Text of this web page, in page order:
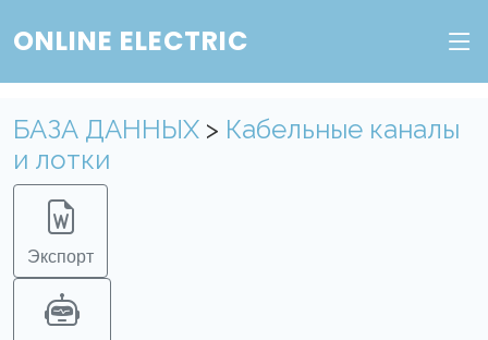
ONLINE ELECTRIC
БАЗА ДАННЫХ > Кабельные каналы
и лотки
Экспорт
Пополните баланс в личном кабинете, чтобы
Электрик" без ограничений.